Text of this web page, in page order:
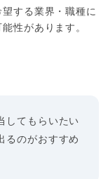
する業界・職種に
性があります。
してもらいたい
るのがおすすめ